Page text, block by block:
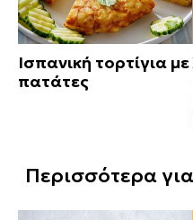
Ισπανική τορτίγια με
πατάτες
Περισσότερα για